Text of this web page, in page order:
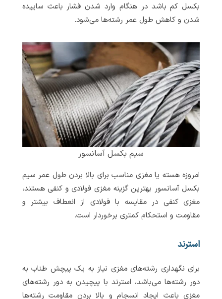
بکسل کم باشد در هنگام وارد شدن فشار باعث ساییده
شدن و کاهش طول عمر رشته‌ها می‌شود.
سیم بکسل آسانسور
امروزه هسته یا مغزی مناسب برای بالا بردن طول عمر سیم
بکسل آسانسور بهترین گزینه مغزی فولادی و کنفی هستند،
مغزی کنفی در مقایسه با فولادی از انعطاف بیشتر و
مقاومت و استحکام کمتری برخوردار است.
استرند
برای نگهداری رشته‌های مغزی نیاز به یک پیچش طناب به
دور رشته‌ها می‌باشد، استرند با پیچیدن به دور رشته‌های
مغزی باعث ایجاد انسجام و بالا بردن مقاومت رشته‌ها